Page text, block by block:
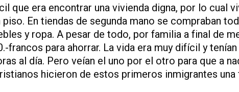
que era encontrar una vivienda digna, por lo cual
En tiendas de segunda mano se compraban
y ropa. A pesar de todo, por familia a final de
francos para ahorrar. La vida era muy difícil y
al día. Pero veían el uno por el otro para que a
hicieron de estos primeros inmigrantes una